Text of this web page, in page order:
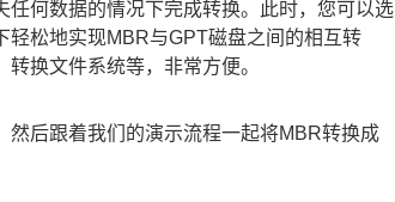
何数据的情况下完成转换。此时，您可以选
轻松地实现MBR与GPT磁盘之间的相互转
换文件系统等，非常方便。
后跟着我们的演示流程一起将MBR转换成